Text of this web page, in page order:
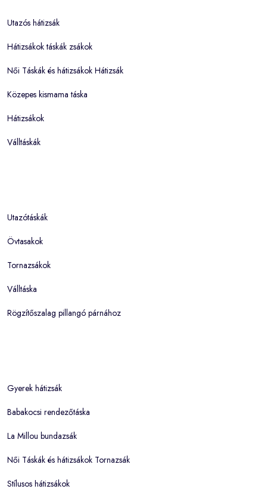
Utazós hátizsák
Hátizsákok táskák zsákok
Női Táskák és hátizsákok Hátizsák
Közepes kismama táska
Hátizsákok
Válltáskák
Utazótáskák
Övtasakok
Tornazsákok
Válltáska
Rögzítőszalag pillangó párnához
Gyerek hátizsák
Babakocsi rendezőtáska
La Millou bundazsák
Női Táskák és hátizsákok Tornazsák
Stílusos hátizsákok